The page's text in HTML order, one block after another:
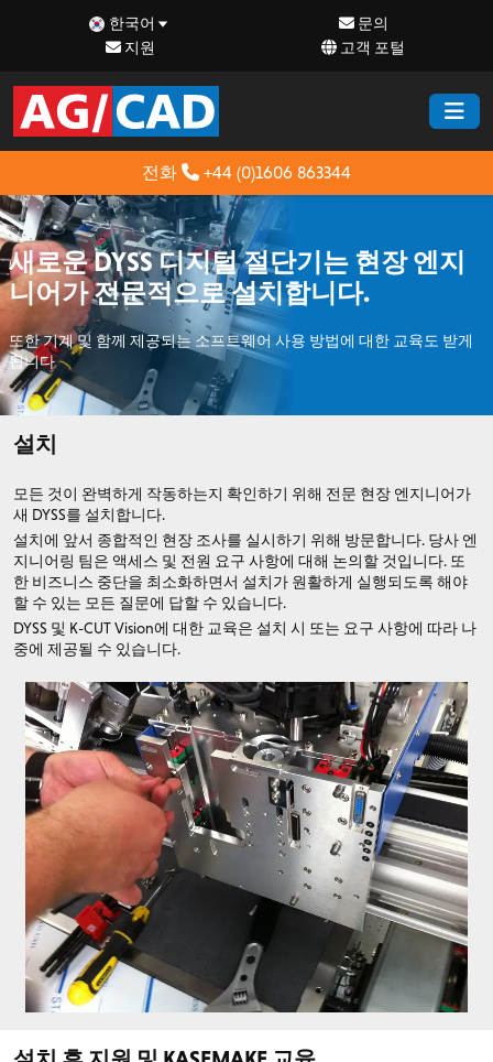
한국어
문의
지원
고객 포털
전화 +44 (0)1606 863344
새로운 DYSS 디지털 절단기는 현장 엔지
니어가 전문적으로 설치합니다.
또한 기계 및 함께 제공되는 소프트웨어 사용 방법에 대한 교육도 받게
됩니다
설치
모든 것이 완벽하게 작동하는지 확인하기 위해 전문 현장 엔지니어가
새 DYSS를 설치합니다.
설치에 앞서 종합적인 현장 조사를 실시하기 위해 방문합니다. 당사 엔
지니어링 팀은 액세스 및 전원 요구 사항에 대해 논의할 것입니다. 또
한 비즈니스 중단을 최소화하면서 설치가 원활하게 실행되도록 해야
할 수 있는 모든 질문에 답할 수 있습니다.
DYSS 및 K-CUT Vision에 대한 교육은 설치 시 또는 요구 사항에 따라 나
중에 제공될 수 있습니다.